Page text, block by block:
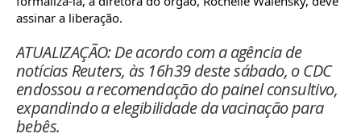
assinar a liberação.
ATUALIZAÇÃO: De acordo com a agência de
notícias Reuters, às 16h39 deste sábado, o CDC
endossou a recomendação do painel consultivo,
expandindo a elegibilidade da vacinação para
bebês.